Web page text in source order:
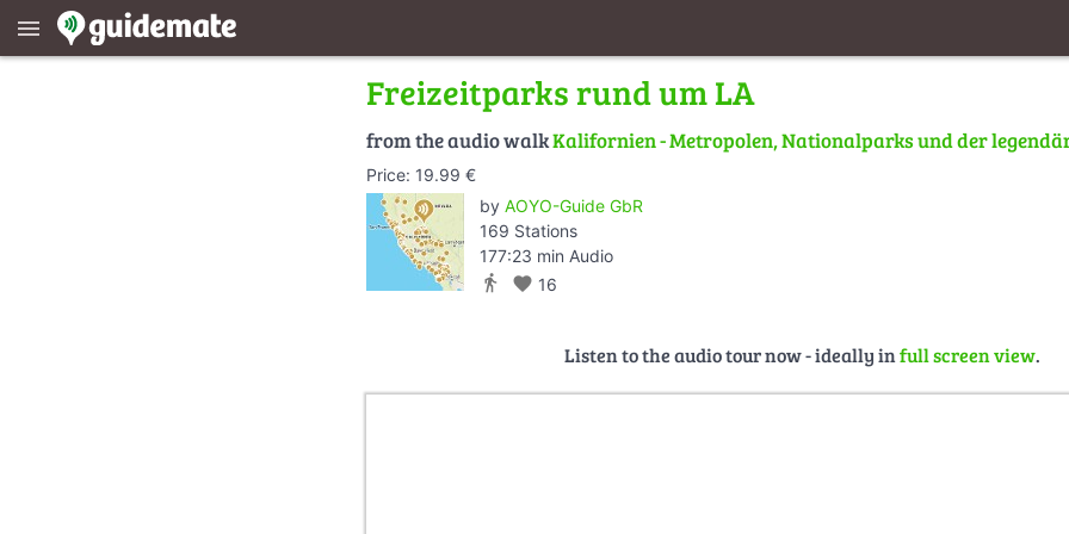
menu
Freizeitparks rund um LA
from the audio walkKalifornien - Metropolen, Nationalparks und der
Price: 19.99 €
by AOYO-Guide GbR
169 Stations
177:23 min Audio
directions_walk favorite 16
Listen to the audio tour now - ideally infull screen view.